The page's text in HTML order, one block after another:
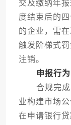
交及缴纳年
度结束后的
的企业，需
触发阶梯式
注销。
申报行
合规完成
业构建市场
在申请银行